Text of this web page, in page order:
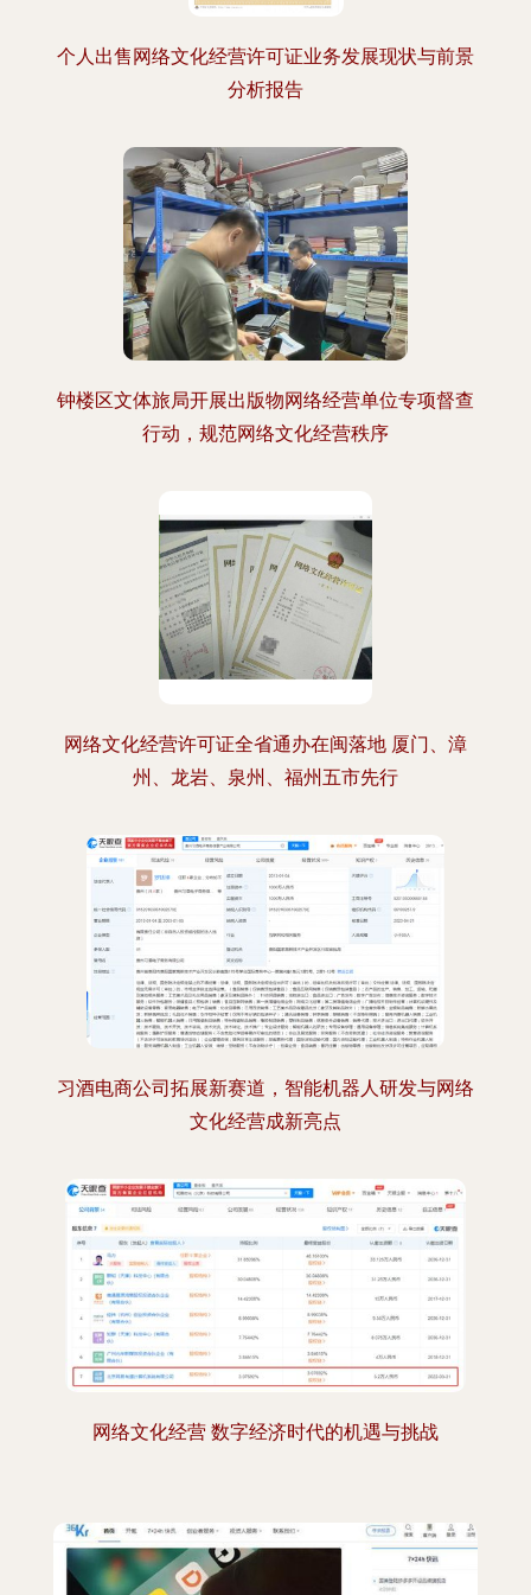
个人出售网络文化经营许可证业务发展现状与前景
分析报告
钟楼区文体旅局开展出版物网络经营单位专项督查
行动，规范网络文化经营秩序
网络文化经营许可证全省通办在闽落地 厦门、漳
州、龙岩、泉州、福州五市先行
习酒电商公司拓展新赛道，智能机器人研发与网络
文化经营成新亮点
网络文化经营 数字经济时代的机遇与挑战